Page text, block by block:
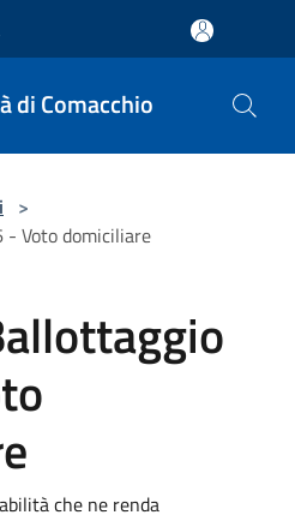
di Comacchio
>
Voto domiciliare
che ne renda